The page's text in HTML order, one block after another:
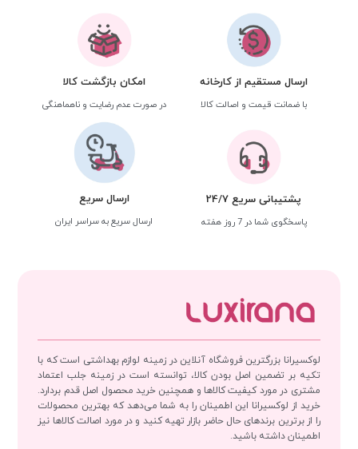
ارسال مستقیم از کارخانه
با ضمانت قیمت و اصالت کالا
امکان بازگشت کالا
در صورت عدم رضایت و ناهماهنگی
پشتیبانی سریع 24/7
پاسخگوی شما در 7 روز هفته
ارسال سریع
ارسال سریع به سراسر ایران
لوکسیرانا بزرگترین فروشگاه آنلاین در زمینه لوازم بهداشتی است که با
تکیه بر تضمین اصل بودن کالا، توانسته است در زمینه جلب اعتماد
مشتری در مورد کیفیت کالاها و همچنین خرید محصول اصل قدم بردارد.
خرید از لوکسیرانا این اطمینان را به شما می‌دهد که بهترین محصولات
را از برترین برندهای حال حاضر بازار تهیه کنید و در مورد اصالت کالاها نیز
اطمینان داشته باشید.